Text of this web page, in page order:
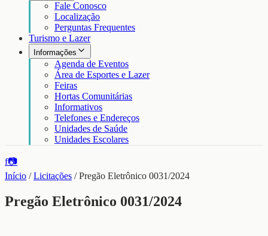
Fale Conosco
Localização
Perguntas Frequentes
Turismo e Lazer
Informações
Agenda de Eventos
Área de Esportes e Lazer
Feiras
Hortas Comunitárias
Informativos
Telefones e Endereços
Unidades de Saúde
Unidades Escolares
f📷
Início /Licitações /Pregão Eletrônico 0031/2024
Pregão Eletrônico 0031/2024